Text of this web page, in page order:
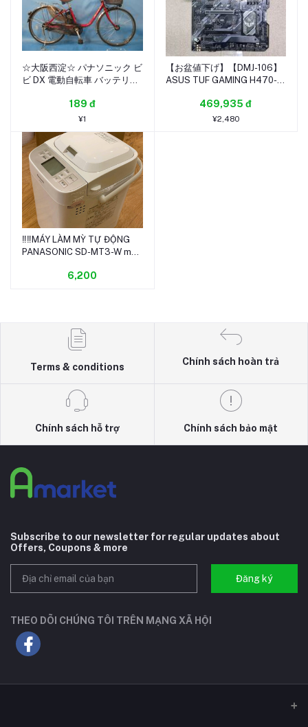
☆大阪西淀☆ パナソニック ビ
ビ DX 電動自転車 バッテリー
3段 PANASONIC VIVI 中古 ◎
近畿限定◎ A13
189 đ
¥1
【お盆値下げ】【DMJ-106】
ASUS TUF GAMING H470-
Intel H470 Core i5 i7 i9 10世
代 11世代 M.2 動作未確認 現
469,935 đ
¥2,480
Thêm vào giỏ hàng
‼️‼️MÁY LÀM MỲ TỰ ĐỘNG
PANASONIC SD-MT3-W màu
6,200
Terms & conditions
Chính sách hoàn trả
Chính sách hỗ trợ Chính sách bảo mật
Subscribe to our newsletter for regular updates about
Offers, Coupons & more
Đăng ký
THEO DÕI CHÚNG TÔI TRÊN MẠNG XÃ HỘI